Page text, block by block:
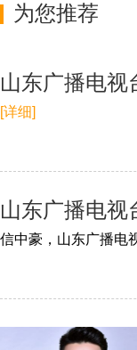
为您推荐
山东广播电视
[详细]
山东广播电视
信中豪，山东广播电